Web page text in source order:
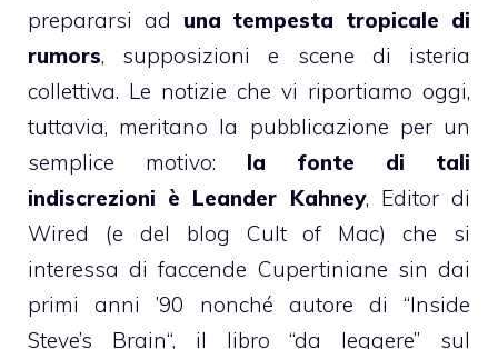
prepararsi ad una tempesta tropicale di
rumors, supposizioni e scene di isteria
collettiva. Le notizie che vi riportiamo oggi,
tuttavia, meritano la pubblicazione per un
semplice motivo: la fonte di tali
indiscrezioni è Leander Kahney, Editor di
Wired (e del blog Cult of Mac) che si
interessa di faccende Cupertiniane sin dai
primi anni ’90 nonché autore di “Inside
Steve’s Brain“, il libro “da leggere” sul